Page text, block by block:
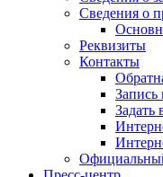
Сведения о
Реквизиты
Контакты
Запись
Задать